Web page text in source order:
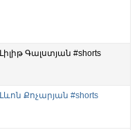
Գալստյան #shorts
Քոչարյան #shorts